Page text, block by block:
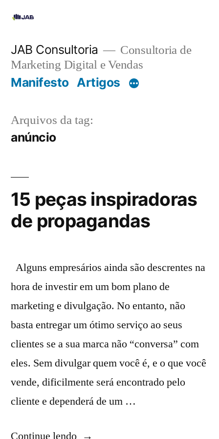
JAB Consultoria
Consultoria de
Marketing Digital e Vendas
Manifesto Artigos
Arquivos da tag:
anúncio
15 peças inspiradoras
de propagandas
Alguns empresários ainda são descrentes na
hora de investir em um bom plano de
marketing e divulgação. No entanto, não
basta entregar um ótimo serviço ao seus
clientes se a sua marca não “conversa” com
eles. Sem divulgar quem você é, e o que você
vende, dificilmente será encontrado pelo
cliente e dependerá de um …
Continue lendo